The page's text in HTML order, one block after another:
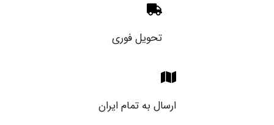
تحویل فوری
ارسال به تمام ایران